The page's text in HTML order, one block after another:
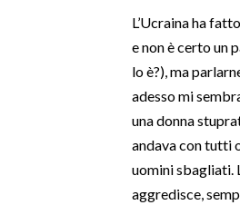
L’Ucraina ha
e non è certo un
lo è?), ma
adesso mi
una donna
andava con tutti
uomini sbagliati.
aggredisce,